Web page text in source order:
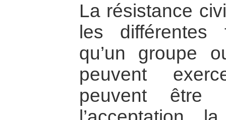
La résistance
les différentes
qu’un groupe
peuvent
peuvent être